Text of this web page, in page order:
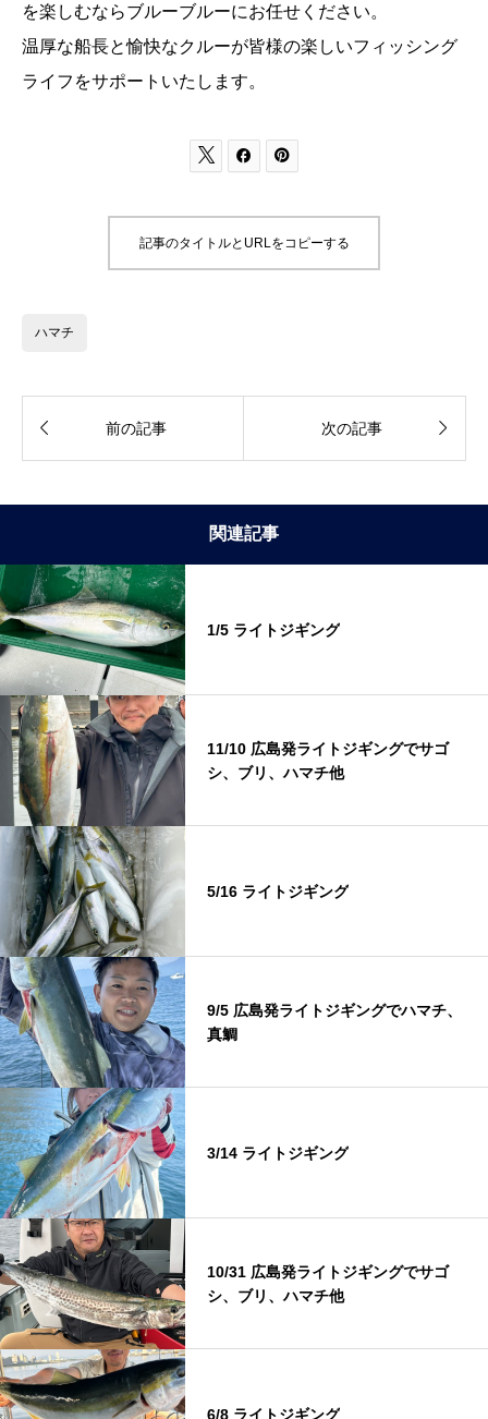
を楽しむならブルーブルーにお任せください。
温厚な船長と愉快なクルーが皆様の楽しいフィッシング
ライフをサポートいたします。
  
記事のタイトルとURLをコピーする
ハマチ
 前の記事 次の記事 
関連記事
1/5 ライトジギング
11/10 広島発ライトジギングでサゴ
シ、ブリ、ハマチ他
5/16 ライトジギング
9/5 広島発ライトジギングでハマチ、
真鯛
3/14 ライトジギング
10/31 広島発ライトジギングでサゴ
シ、ブリ、ハマチ他
6/8 ライトジギング